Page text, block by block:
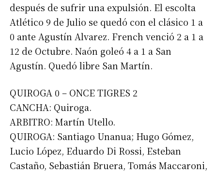
después de sufrir una expulsión. El escolta
Atlético 9 de Julio se quedó con el clásico 1 a
0 ante Agustín Alvarez. French venció 2 a 1 a
12 de Octubre. Naón goleó 4 a 1 a San
Agustín. Quedó libre San Martín.
QUIROGA 0 – ONCE TIGRES 2
CANCHA: Quiroga.
ARBITRO: Martín Utello.
QUIROGA: Santiago Unanua; Hugo Gómez,
Lucio López, Eduardo Di Rossi, Esteban
Castaño, Sebastián Bruera, Tomás Maccaroni,